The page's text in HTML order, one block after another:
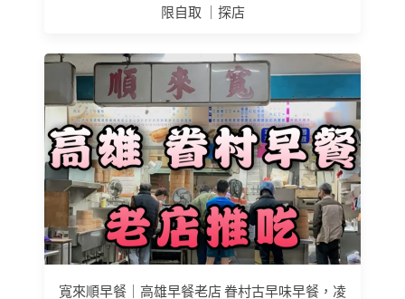
限自取 ｜探店
寬來順早餐｜高雄早餐老店 眷村古早味早餐，凌